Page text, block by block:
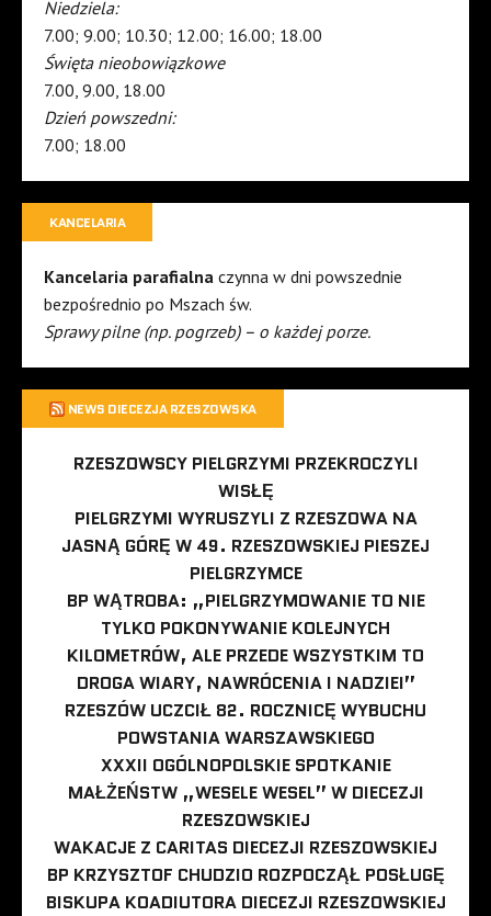
Niedziela:
7.00; 9.00; 10.30; 12.00; 16.00; 18.00
Święta nieobowiązkowe
7.00, 9.00, 18.00
Dzień powszedni:
7.00; 18.00
KANCELARIA
Kancelaria parafialna czynna w dni powszednie
bezpośrednio po Mszach św.
Sprawy pilne (np. pogrzeb) – o każdej porze.
NEWS DIECEZJA RZESZOWSKA
RZESZOWSCY PIELGRZYMI PRZEKROCZYLI
WISŁĘ
PIELGRZYMI WYRUSZYLI Z RZESZOWA NA
JASNĄ GÓRĘ W 49. RZESZOWSKIEJ PIESZEJ
PIELGRZYMCE
BP WĄTROBA: „PIELGRZYMOWANIE TO NIE
TYLKO POKONYWANIE KOLEJNYCH
KILOMETRÓW, ALE PRZEDE WSZYSTKIM TO
DROGA WIARY, NAWRÓCENIA I NADZIEI”
RZESZÓW UCZCIŁ 82. ROCZNICĘ WYBUCHU
POWSTANIA WARSZAWSKIEGO
XXXII OGÓLNOPOLSKIE SPOTKANIE
MAŁŻEŃSTW „WESELE WESEL” W DIECEZJI
RZESZOWSKIEJ
WAKACJE Z CARITAS DIECEZJI RZESZOWSKIEJ
BP KRZYSZTOF CHUDZIO ROZPOCZĄŁ POSŁUGĘ
BISKUPA KOADIUTORA DIECEZJI RZESZOWSKIEJ